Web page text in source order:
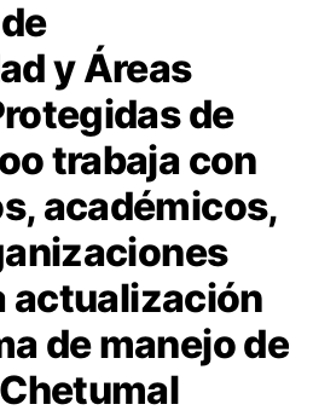
y Áreas
de
trabaja con
académicos,
actualización
de manejo de